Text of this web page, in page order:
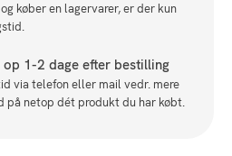
køber en lagervarer, er der kun
1-2 dage efter bestilling
via telefon eller mail vedr. mere
på netop dét produkt du har købt.